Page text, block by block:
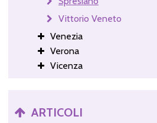
Vittorio Veneto
Venezia
Verona
Vicenza
ARTICOLI